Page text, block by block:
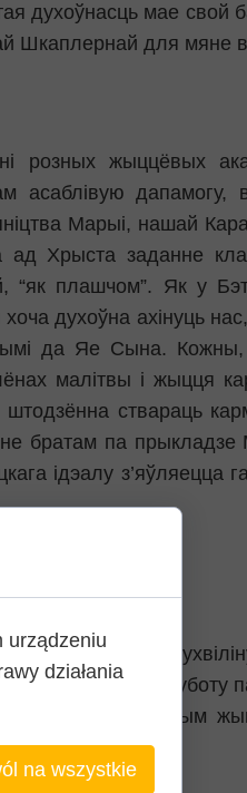
духоўнасць мае свой
Шкаплернай для мяне
розных жыццёвых
дапамогу,
Марыі, нашай
Хрыста заданне
плашчом”. Як у
духоўна ахінуць
да Яе Сына. Кожны,
малітвы і жыцця
ствараць
братам па прыкладзе
ідэалу з’яўляецца
і, асабліва,
ў першую суботу
дабротах у гэтым
urządzeniu
działania
na wszystkie